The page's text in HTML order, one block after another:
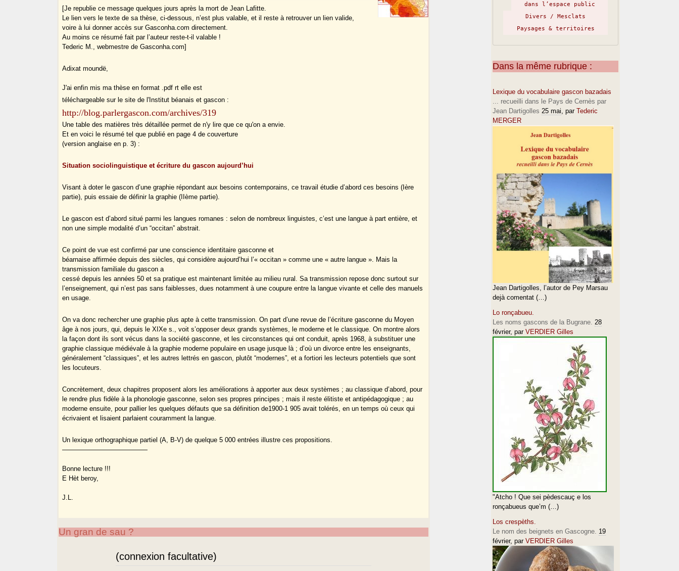
[Je republie ce message quelques jours après la mort de Jean Lafitte.
Le lien vers le texte de sa thèse, ci-dessous, n’est plus valable, et il reste à retrouver un lien valide,
voire à lui donner accès sur Gasconha.com directement.
Au moins ce résumé fait par l’auteur reste-t-il valable !
Tederic M., webmestre de Gasconha.com]
Adixat moundë,
J'ai enfin mis ma thèse en format .pdf rt elle est
téléchargeable sur le site de l'Institut béanais et gascon :
http://blog.parlergascon.com/archives/319
Une table des matières très détaillée permet de n'y lire que ce qu'on a envie.
Et en voici le résumé tel que publié en page 4 de couverture
(version anglaise en p. 3) :
Situation sociolinguistique et écriture du gascon aujourd’hui
Visant à doter le gascon d’une graphie répondant aux besoins contemporains, ce travail étudie d’abord ces besoins (Ière
partie), puis essaie de définir la graphie (IIème partie).
Le gascon est d’abord situé parmi les langues romanes : selon de nombreux linguistes, c’est une langue à part entière, et
non une simple modalité d’un “occitan” abstrait.
Ce point de vue est confirmé par une conscience identitaire gasconne et
béarnaise affirmée depuis des siècles, qui considère aujourd’hui l’« occitan » comme une « autre langue ». Mais la
transmission familiale du gascon a
cessé depuis les années 50 et sa pratique est maintenant limitée au milieu rural. Sa transmission repose donc surtout sur
l’enseignement, qui n’est pas sans faiblesses, dues notamment à une coupure entre la langue vivante et celle des manuels
en usage.
On va donc rechercher une graphie plus apte à cette transmission. On part d’une revue de l’écriture gasconne du Moyen
âge à nos jours, qui, depuis le XIXe s., voit s’opposer deux grands systèmes, le moderne et le classique. On montre alors
la façon dont ils sont vécus dans la société gasconne, et les circonstances qui ont conduit, après 1968, à substituer une
graphie classique médiévale à la graphie moderne populaire en usage jusque là ; d’où un divorce entre les enseignants,
généralement “classiques”, et les autres lettrés en gascon, plutôt “modernes”, et a fortiori les lecteurs potentiels que sont
les locuteurs.
Concrètement, deux chapitres proposent alors les améliorations à apporter aux deux systèmes ; au classique d’abord, pour
le rendre plus fidèle à la phonologie gasconne, selon ses propres principes ; mais il reste élitiste et antipédagogique ; au
moderne ensuite, pour pallier les quelques défauts que sa définition de1900-1 905 avait tolérés, en un temps où ceux qui
écrivaient et lisaient parlaient couramment la langue.
Un lexique orthographique partiel (A, B-V) de quelque 5 000 entrées illustre ces propositions.
—————————————
Bonne lecture !!!
E Hèt beroy,
J.L.
Un gran de sau ?
(connexion facultative)
dans l’espace public
Divers / Mesclats
Paysages & territoires
Dans la même rubrique :
Lexique du vocabulaire gascon bazadais
... recueilli dans le Pays de Cernès par
Jean Dartigolles 25 mai, par Tederic
MERGER
Jean Dartigolles, l’autor de Pey Marsau
dejà comentat (…)
Lo ronçabueu.
Les noms gascons de la Bugrane. 28
février, par VERDIER Gilles
"Atcho ! Que sei pèdescauç e los
ronçabueus que’m (…)
Los crespèths.
Le nom des beignets en Gascogne. 19
février, par VERDIER Gilles